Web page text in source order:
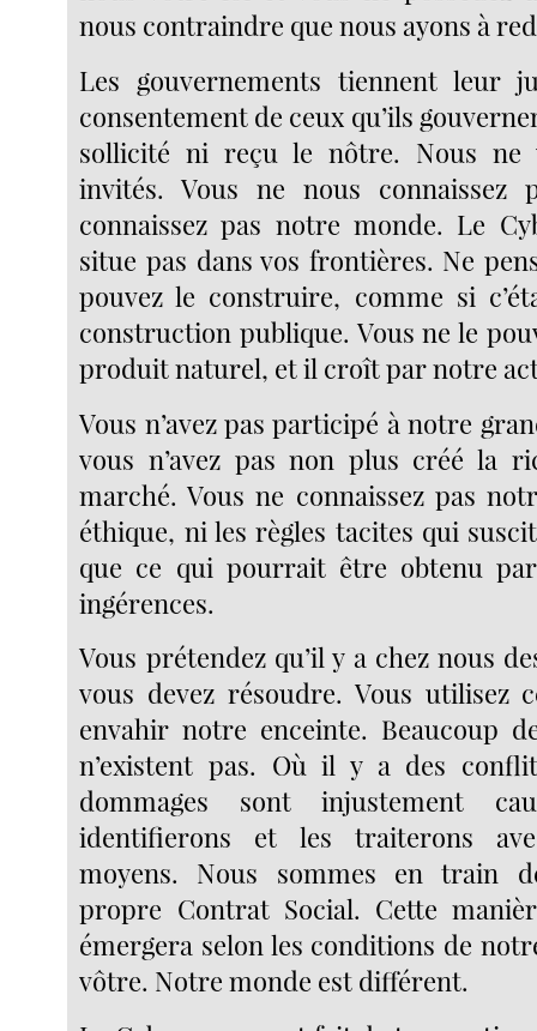
nous contraindre que nous ayons à
Les gouvernements tiennent leur
consentement de ceux qu’ils
sollicité ni reçu le nôtre. Nous ne
invités. Vous ne nous connaissez
connaissez pas notre monde. Le
situe pas dans vos frontières. Ne
pouvez le construire, comme si
construction publique. Vous ne le
produit naturel, et il croît par notre
Vous n’avez pas participé à notre
vous n’avez pas non plus créé la
marché. Vous ne connaissez pas
éthique, ni les règles tacites qui
que ce qui pourrait être obtenu
ingérences.
Vous prétendez qu’il y a chez nous
vous devez résoudre. Vous utilisez
envahir notre enceinte. Beaucoup
n’existent pas. Où il y a des
dommages sont injustement
identifierons et les traiterons
moyens. Nous sommes en train
propre Contrat Social. Cette
émergera selon les conditions de
vôtre. Notre monde est différent.